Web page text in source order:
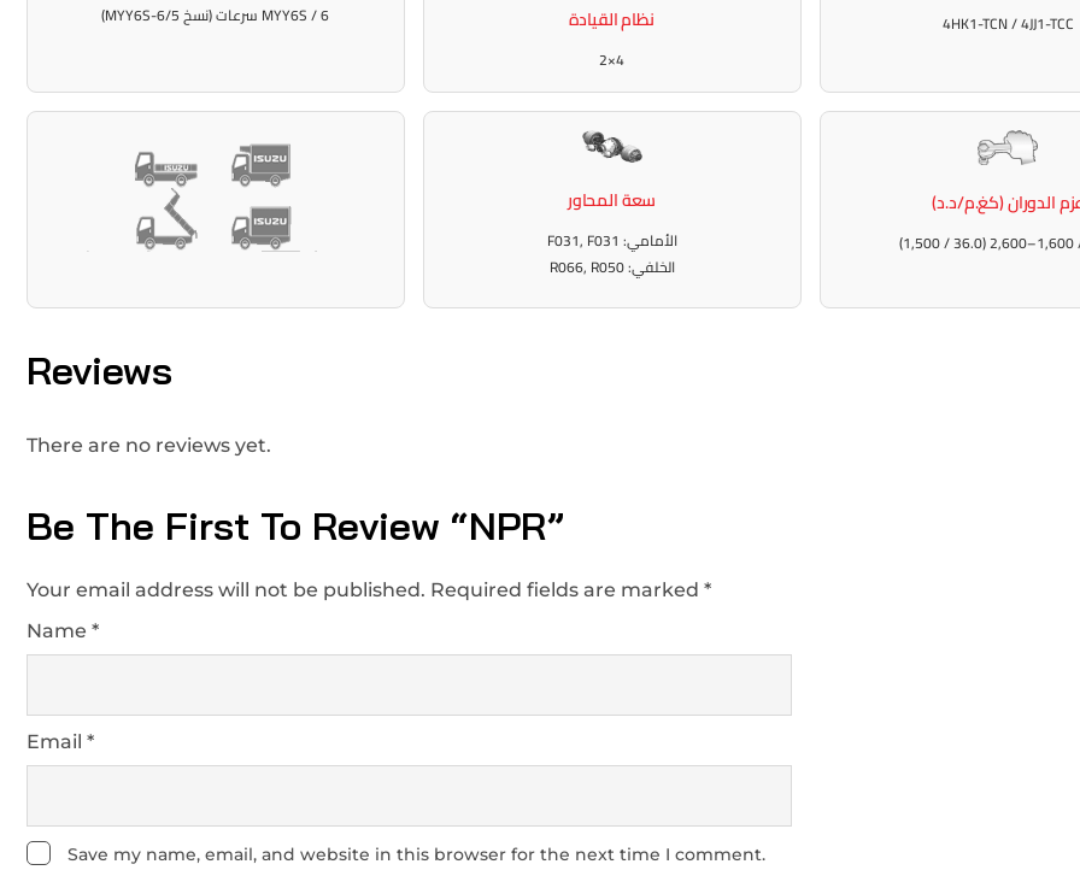
4HK1-TCN / 4JJ1-TCC نظام القيادة
4×2
MYY6S / 6 سرعات (نسخ MYY6S-6/5)
الدوران (كغ.م/د.د) سعة المحاور
الأمامي: F031, F031
الخلفي: R066, R050
Reviews
There are no reviews yet.
Be The First To Review “NPR”
Your email address will not be published. Required fields are marked *
Name *
Email *
Save my name, email, and website in this browser for the next time I comment.